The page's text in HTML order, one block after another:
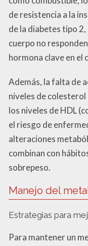
de resistencia a la
de la diabetes tipo
cuerpo no
hormona clave en el
Además, la falta de
niveles de
los niveles de HDL
el riesgo de
alteraciones
combinan con
sobrepeso.
Manejo del
Estrategias para
Para mantener un